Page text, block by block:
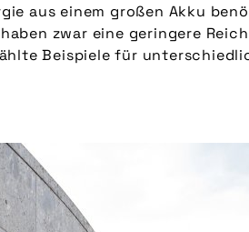
aus einem großen Akku
zwar eine geringere
Beispiele für